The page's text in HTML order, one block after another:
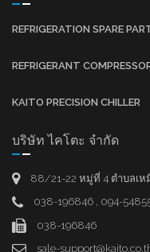
REFRIGERATION SPARE
REFRIGERANT
KAITO PRECISION CHILLER
บริษัท ไคโตะ จำกัด
88/21-22 หมู่ที่ 4 ตำบลเห
038-196846 , 094-
038-196846
sale-